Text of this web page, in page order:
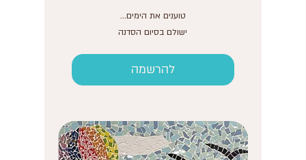
טוענים את הימים...
ישולם בסיום הסדנה
להרשמה